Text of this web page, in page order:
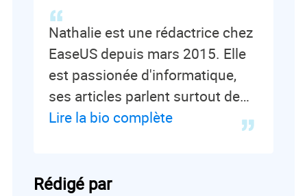
Nathalie est une rédactrice chez
EaseUS depuis mars 2015. Elle
est passionée d'informatique,
ses articles parlent surtout de
récupération et de sauvegarde
propositions d'articles à elle
Lire la bio complète
Rédigé par